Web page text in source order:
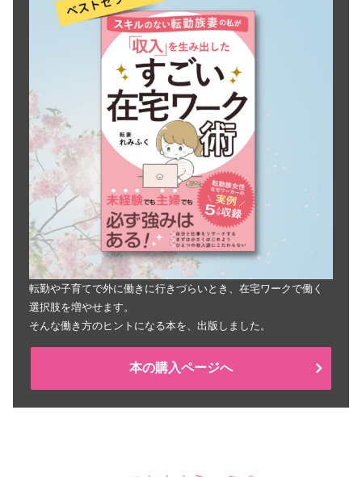
転勤や子育てで外に働きに行きづらいとき、在宅ワークで働く
選択肢を増やせます。
そんな働き方のヒントになる本を、出版しました。
本の購入ページへ